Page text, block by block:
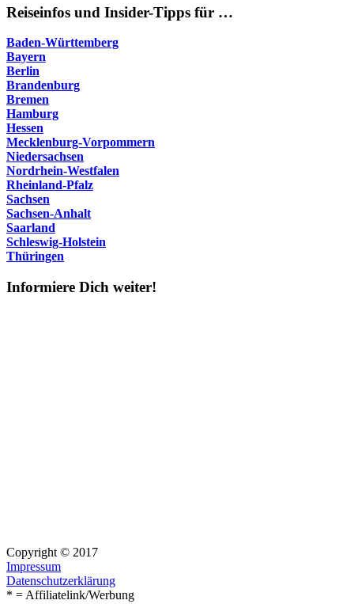
Reiseinfos und Insider-Tipps für …
Baden-Württemberg
Bayern
Berlin
Brandenburg
Bremen
Hamburg
Hessen
Mecklenburg-Vorpommern
Niedersachsen
Nordrhein-Westfalen
Rheinland-Pfalz
Sachsen
Sachsen-Anhalt
Saarland
Schleswig-Holstein
Thüringen
Informiere Dich weiter!
Copyright © 2017
Impressum
Datenschutzerklärung
* = Affiliatelink/Werbung